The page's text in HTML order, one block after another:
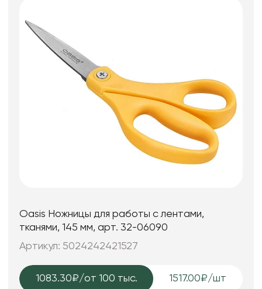
Oasis Ножницы для работы с лентами,
тканями, 145 мм, арт. 32-06090
Артикул: 5024242421527
1083.30₽/от 100 тыс. 1517.00₽/шт